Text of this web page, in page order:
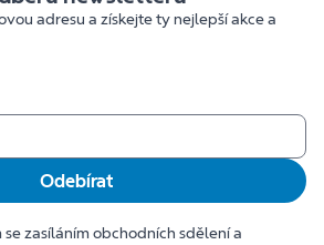
adresu a získejte ty nejlepší akce a
Odebírat
se zasíláním obchodních sdělení a